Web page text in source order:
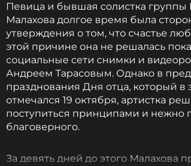
Певица и бывшая солистка группы
Малахова долгое время была
утверждения о том, что счастье
этой причине она не решалась
социальные сети снимки и
Андреем Тарасовым. Однако в
празднования Дня отца, который в
отмечался 19 октября, артистка
поступиться принципами и нежно
благоверного.
За девять дней до этого Малахова